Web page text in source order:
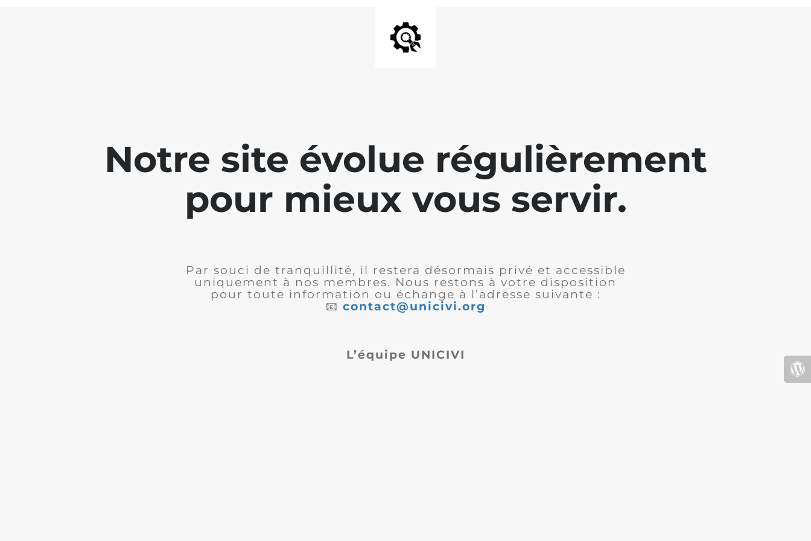
Notre site évolue régulièrement
pour mieux vous servir.
Par souci de tranquillité, il restera désormais privé et accessible
uniquement à nos membres. Nous restons à votre disposition
pour toute information ou échange à l’adresse suivante :
📧 contact@unicivi.org
L’équipe UNICIVI